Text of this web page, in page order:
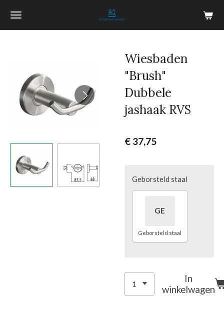
Ga
Wiesbaden
"Brush"
Dubbele
jashaak RVS
€ 37,75
Geborsteld staal
GE
Geborsteld staal
In
winkelwagen